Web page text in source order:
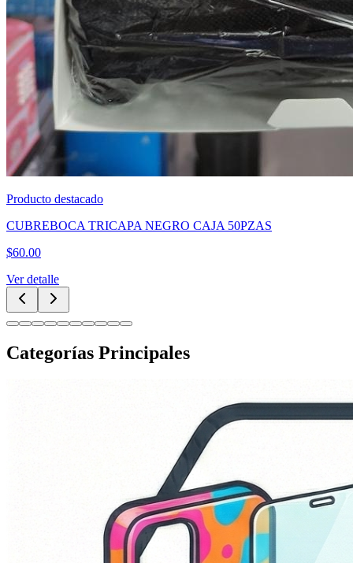
Producto destacado
CUBREBOCA TRICAPA NEGRO CAJA 50PZAS
$60.00
Ver detalle
Categorías Principales